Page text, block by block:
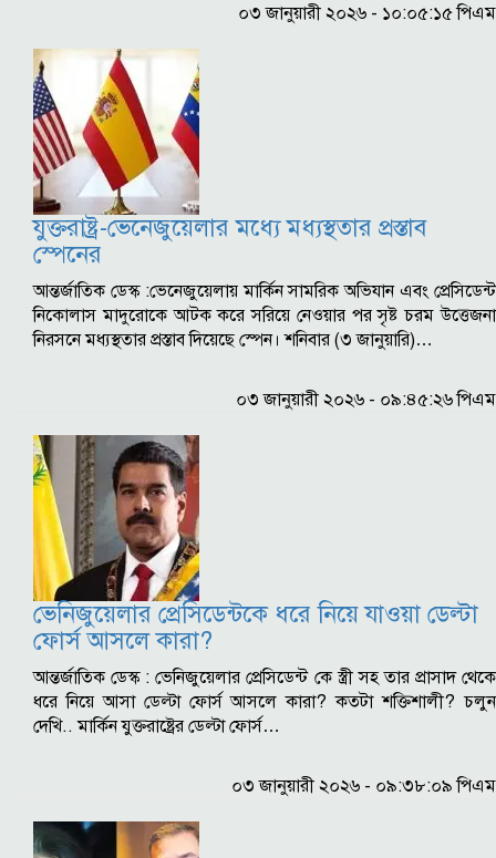
০৩ জানুয়ারী ২০২৬ - ১০:০৫:১৫ পিএম
যুক্তরাষ্ট্র-ভেনেজুয়েলার মধ্যে মধ্যস্থতার প্রস্তাব
স্পেনের
আন্তর্জাতিক ডেস্ক :ভেনেজুয়েলায় মার্কিন সামরিক অভিযান এবং প্রেসিডেন্ট
নিকোলাস মাদুরোকে আটক করে সরিয়ে নেওয়ার পর সৃষ্ট চরম উত্তেজনা
নিরসনে মধ্যস্থতার প্রস্তাব দিয়েছে স্পেন। শনিবার (৩ জানুয়ারি)…
০৩ জানুয়ারী ২০২৬ - ০৯:৪৫:২৬ পিএম
ভেনিজুয়েলার প্রেসিডেন্টকে ধরে নিয়ে যাওয়া ডেল্টা
ফোর্স আসলে কারা?
আন্তর্জাতিক ডেস্ক : ভেনিজুয়েলার প্রেসিডেন্ট কে স্ত্রী সহ তার প্রাসাদ থেকে
ধরে নিয়ে আসা ডেল্টা ফোর্স আসলে কারা? কতটা শক্তিশালী? চলুন
দেখি.. মার্কিন যুক্তরাষ্ট্রের ডেল্টা ফোর্স…
০৩ জানুয়ারী ২০২৬ - ০৯:৩৮:০৯ পিএম